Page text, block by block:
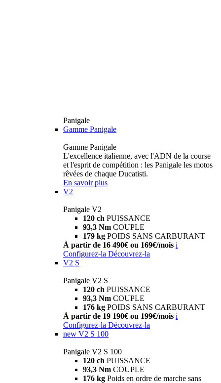
Panigale
Gamme Panigale
Gamme Panigale
L'excellence italienne, avec l'ADN de la course
et l'esprit de compétition : les Panigale les motos
rêvées de chaque Ducatisti.
En savoir plus
V2
Panigale V2
120 ch PUISSANCE
93,3 Nm COUPLE
179 kg POIDS SANS CARBURANT
À partir de 16 490€ ou 169€/mois i
Configurez-la Découvrez-la
V2 S
Panigale V2 S
120 ch PUISSANCE
93,3 Nm COUPLE
176 kg POIDS SANS CARBURANT
À partir de 19 190€ ou 199€/mois i
Configurez-la Découvrez-la
new V2 S 100
Panigale V2 S 100
120 ch PUISSANCE
93,3 Nm COUPLE
176 kg Poids en ordre de marche sans